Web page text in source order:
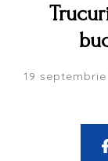
19 septembrie